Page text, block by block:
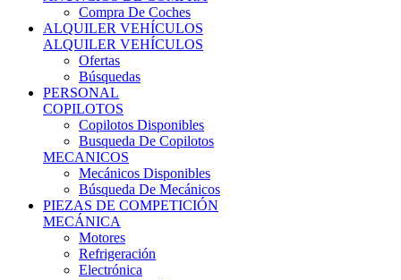
ALQUILER VEHÍCULOS
ALQUILER VEHÍCULOS
Ofertas
Búsquedas
PERSONAL
COPILOTOS
Copilotos Disponibles
Busqueda De Copilotos
MECANICOS
Mecánicos Disponibles
Búsqueda De Mecánicos
PIEZAS DE COMPETICIÓN
MECÁNICA
Motores
Refrigeración
Electrónica
Cajas De Cambio